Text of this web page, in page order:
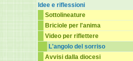
Idee e riflessioni
Sottolineature
Briciole per l'anima
Video per riflettere
L'angolo del sorriso
Avvisi dalla diocesi